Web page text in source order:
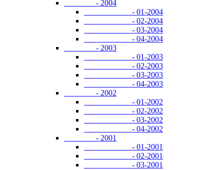
- 2004
- 01-2004
- 02-2004
- 03-2004
- 04-2004
- 2003
- 01-2003
- 02-2003
- 03-2003
- 04-2003
- 2002
- 01-2002
- 02-2002
- 03-2002
- 04-2002
- 2001
- 01-2001
- 02-2001
- 03-2001